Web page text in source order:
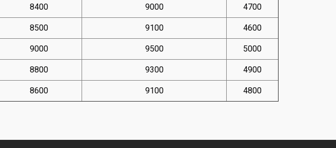
8400 9000 4700
8500 9100 4600
9000 9500 5000
8800 9300 4900
8600 9100 4800